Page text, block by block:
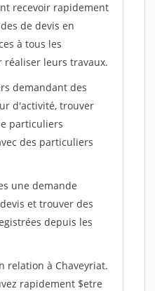
recevoir rapidement
de devis en
à tous les
leurs travaux.
demandant des
d'activité, trouver
particuliers
des particuliers
une demande
et trouver des
depuis les
relation à Chaveyriat.
rapidement $etre